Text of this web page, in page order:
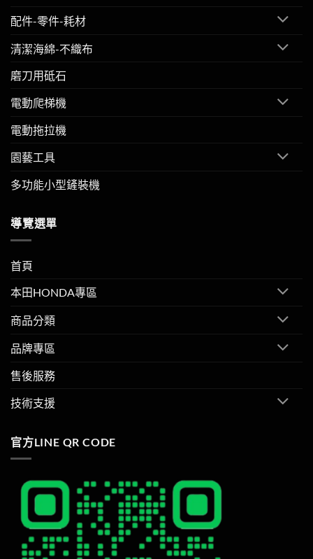
配件-零件-耗材
清潔海綿-不織布
磨刀用砥石
電動爬梯機
電動拖拉機
園藝工具
多功能小型鏟裝機
導覽選單
首頁
本田HONDA專區
商品分類
品牌專區
售後服務
技術支援
官方LINE QR CODE